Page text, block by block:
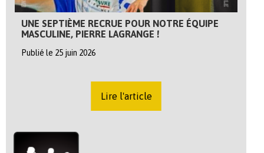
UNE SEPTIÈME RECRUE POUR NOTRE ÉQUIPE
MASCULINE, PIERRE LAGRANGE !
Publié le 25 juin 2026
Lire l'article